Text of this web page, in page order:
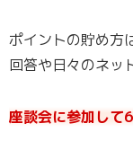
ポイントの貯め方
回答や日々のネッ
座談会に参加して